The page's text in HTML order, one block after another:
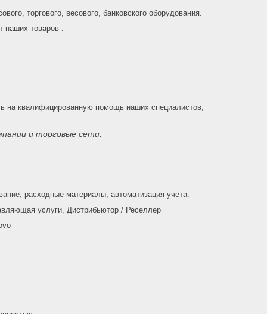
торгового, весового, банковского оборудования.
наших товаров .
на квалифицированную помощь наших специалистов,
и торговые сети.
расходные материалы, автоматизация учета.
услуги, Дистрибьютор / Реселлер